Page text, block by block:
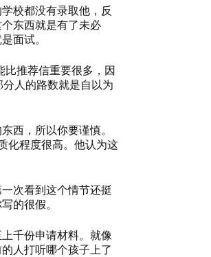
校都没有录取他，反
东西就是有了未必
面试。
比推荐信重要很多，因
人的路数就是自以为
西，所以你要谨慎。
化程度很高。他认为这
次看到这个情节还挺
的很假。
千份申请材料。就像
人打听哪个孩子上了